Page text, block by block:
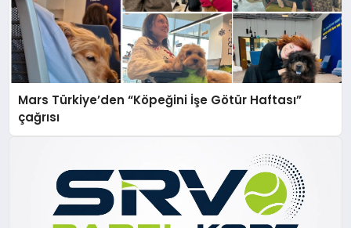
Mars Türkiye’den “Köpeğini İşe Götür Haftası”
çağrısı